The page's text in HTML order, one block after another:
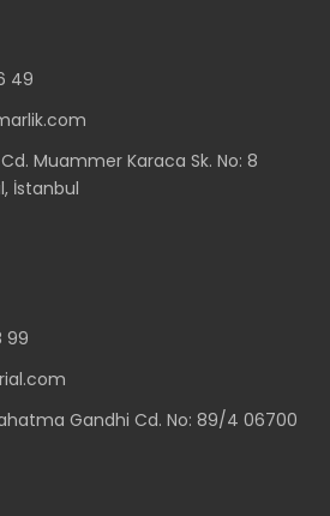
49
Cd. Muammer Karaca Sk. No: 8
İstanbul
99
Gandhi Cd. No: 89/4 06700